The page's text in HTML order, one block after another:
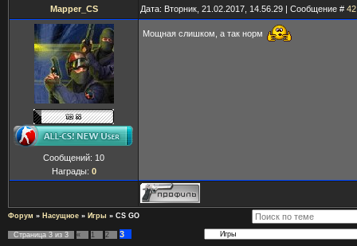
Mapper_CS Дата: Вторник, 21.02.2017, 14.56.29 | Сообщение # 42
Сообщений: 10
Награды: 0
Мощная слишком, а так норм
Форум » Насущное » Игры » CS GO
Страница 3 из 3 « 1 2
3